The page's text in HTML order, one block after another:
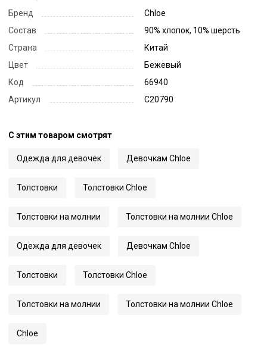
Бренд
Chloe
Состав
90% хлопок, 10% шерсть
Страна
Китай
Цвет
Бежевый
Код
66940
Артикул
C20790
С этим товаром смотрят
Одежда для девочек Девочкам Chloe
Толстовки Толстовки Chloe
Толстовки на молнии Толстовки на молнии Chloe
Одежда для девочек Девочкам Chloe
Толстовки Толстовки Chloe
Толстовки на молнии Толстовки на молнии Chloe
Chloe